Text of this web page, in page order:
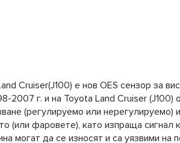
Cruiser(J100) е нов OES ​​сензор за
2007 г. и на Toyota Land Cruiser (J100)
(регулируемо или нерегулируемо)
(или фаровете), като изпраща сигнал
могат да се износят и са уязвими на